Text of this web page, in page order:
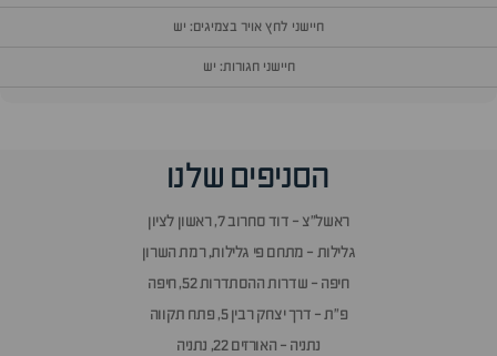
חיישני לחץ אויר בצמיגים: יש
חיישני חגורות: יש
הסניפים שלנו
ראשל״צ - דוד סחרוב 7, ראשון לציון
גלילות - מתחם פי גלילות, רמת השרון
חיפה - שדרות ההסתדרות 52, חיפה
פ״ת - דרך יצחק רבין 5, פתח תקווה
נתניה - האורזים 22, נתניה